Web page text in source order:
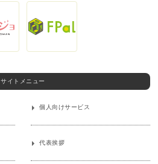
サイトメニュー
個人向けサービス
代表挨拶